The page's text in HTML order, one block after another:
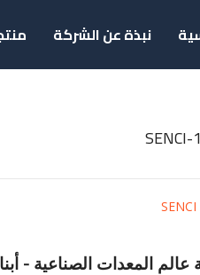
نبذة عن الشركة
SENCI
المعدات الصناعية -